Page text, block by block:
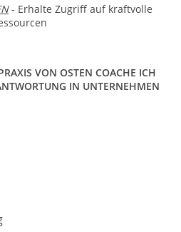
- Erhalte Zugriff auf kraftvolle
VON OSTEN COACHE ICH
IN UNTERNEHMEN